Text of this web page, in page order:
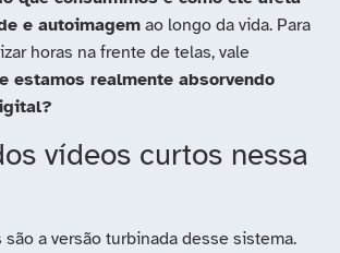
e autoimagem ao longo da vida. Para
horas na frente de telas, vale
estamos realmente absorvendo
vídeos curtos nessa
a versão turbinada desse sistema.